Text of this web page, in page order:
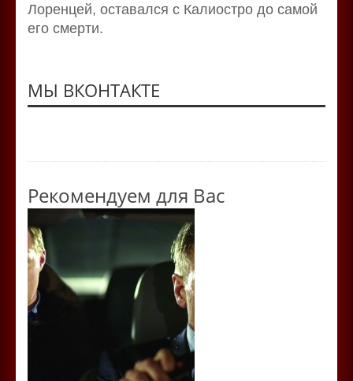
Лоренцей, оставался с Калиостро до самой
его смерти.
МЫ ВКОНТАКТЕ
Рекомендуем для Вас